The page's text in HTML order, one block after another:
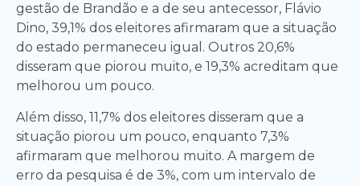
gestão de Brandão e a de seu antecessor, Flávio
Dino, 39,1% dos eleitores afirmaram que a situação
do estado permaneceu igual. Outros 20,6%
disseram que piorou muito, e 19,3% acreditam que
melhorou um pouco.
Além disso, 11,7% dos eleitores disseram que a
situação piorou um pouco, enquanto 7,3%
afirmaram que melhorou muito. A margem de
erro da pesquisa é de 3%, com um intervalo de